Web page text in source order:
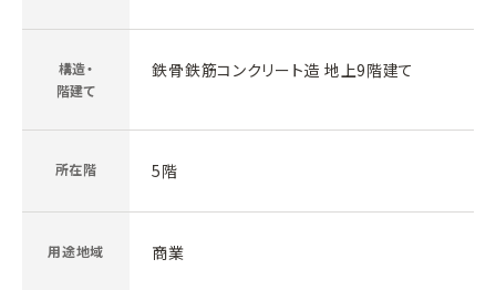
構造・
階建て
鉄骨鉄筋コンクリート造 地上9階建て
所在階 5階
用途地域 商業